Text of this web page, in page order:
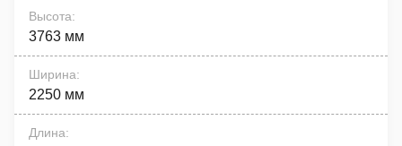
Высота:
3763 мм
Ширина:
2250 мм
Длина: